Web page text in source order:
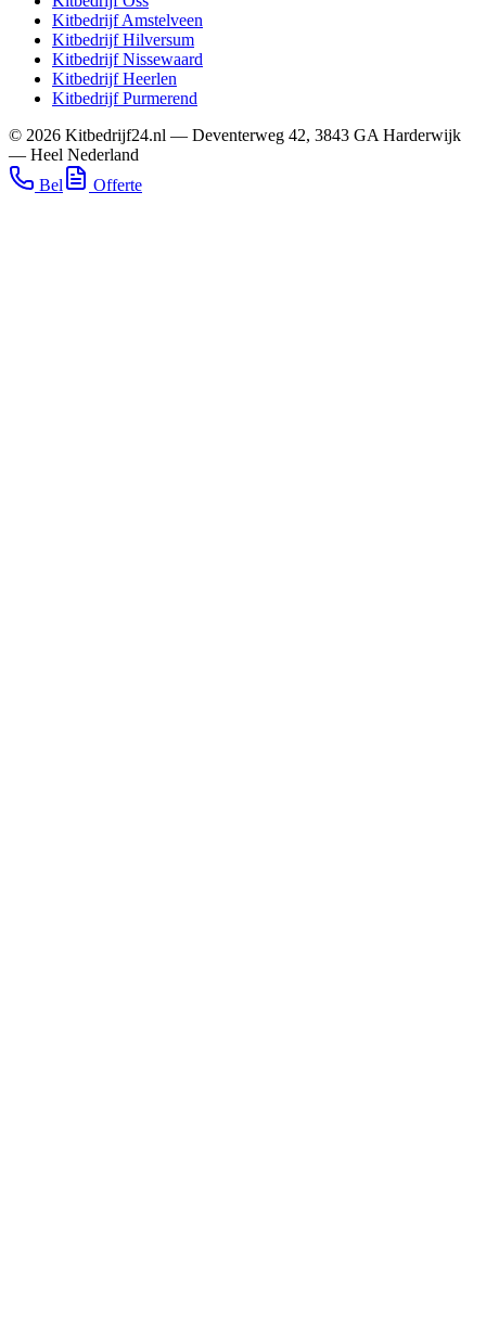
KitbedrijfAmstelveen
KitbedrijfHilversum
KitbedrijfNissewaard
KitbedrijfHeerlen
KitbedrijfPurmerend
© 2026 Kitbedrijf24.nl — Deventerweg 42, 3843 GA Harderwijk
— Heel Nederland
Bel
Offerte